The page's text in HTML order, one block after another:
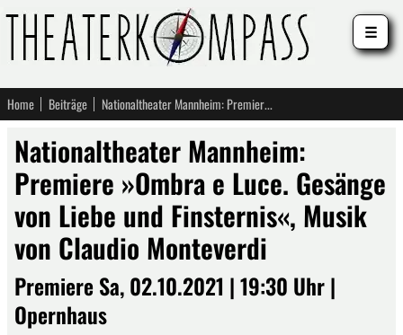
Home Beiträge Nationaltheater Mannheim: Premiere »Ombra e Luce. Gesänge von Liebe und Finsternis«, Musik von Claudio Monteverdi
Nationaltheater Mannheim:
Premiere »Ombra e Luce. Gesänge
von Liebe und Finsternis«, Musik
von Claudio Monteverdi
Premiere Sa, 02.10.2021 | 19:30 Uhr |
Opernhaus
☰